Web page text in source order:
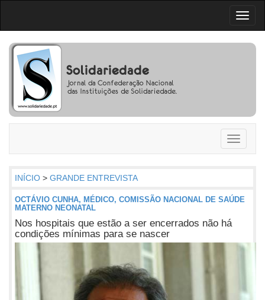
Toggle
INÍCIO > GRANDE ENTREVISTA
OCTÁVIO CUNHA, MÉDICO, COMISSÃO NACIONAL DE SAÚDE
MATERNO NEONATAL
Nos hospitais que estão a ser encerrados não há
condições mínimas para se nascer